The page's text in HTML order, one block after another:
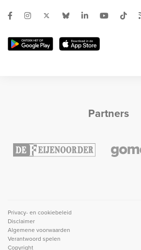
Partners
Privacy- en cookiebeleid
Disclaimer
Algemene voorwaarden
Verantwoord spelen
Copyright